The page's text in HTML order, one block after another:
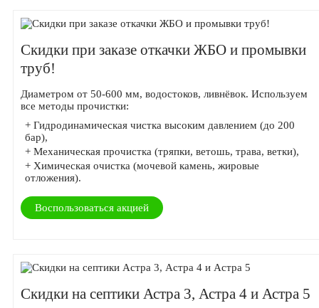
Скидки при заказе откачки ЖБО и промывки
труб!
Диаметром от 50-600 мм, водостоков, ливнёвок. Используем
все методы прочистки:
+ Гидродинамическая чистка высоким давлением (до 200
бар),
+ Механическая прочистка (тряпки, ветошь, трава, ветки),
+ Химическая очистка (мочевой камень, жировые
отложения).
Воспользоваться акцией
Скидки на септики Астра 3, Астра 4 и Астра 5